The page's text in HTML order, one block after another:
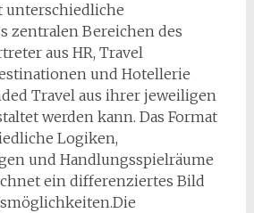
unterschiedliche
zentralen Bereichen des
aus HR, Travel
und Hotellerie
Travel aus ihrer jeweiligen
werden kann. Das Format
Logiken,
und Handlungsspielräume
ein differenziertes Bild